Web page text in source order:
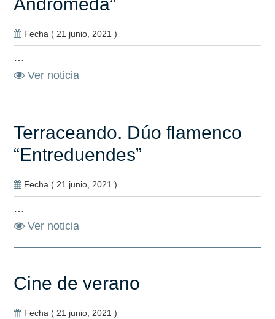
Andrómeda”
Fecha ( 21 junio, 2021 )
…
Ver noticia
Terraceando. Dúo flamenco
“Entreduendes”
Fecha ( 21 junio, 2021 )
…
Ver noticia
Cine de verano
Fecha ( 21 junio, 2021 )